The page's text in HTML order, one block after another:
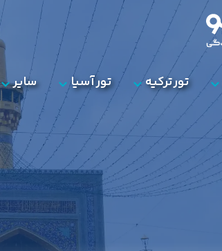
تور ترکیه تور آسیا سایر